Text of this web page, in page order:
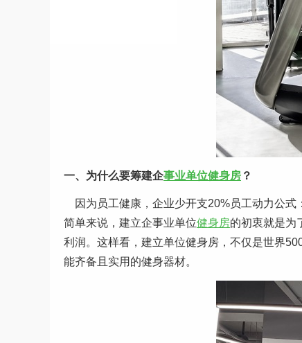
一、为什么要筹建企事业单位健身房 ？
因为员工健康，企业少开支20%员工动力公式
简单来说，建立企事业单位健身房的初衷就是为
利润。这样看，建立单位健身房，不仅是世界
能齐备且实用的健身器材。